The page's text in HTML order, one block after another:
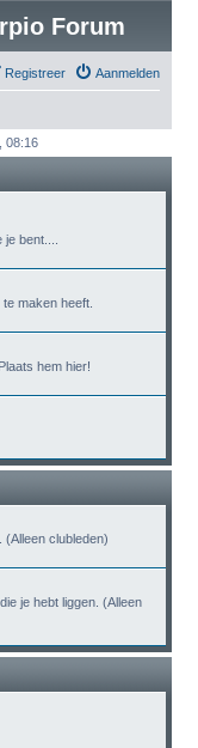
Forum
Aanmelden
Registreer
08:16
bent....
maken heeft.
hem hier!
(Alleen clubleden)
je hebt liggen. (Alleen